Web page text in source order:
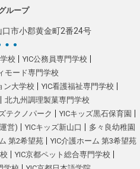
ループ
市小郡黄金町2番24号
校
YIC公務員専門学校
モード専門学校
ン大学校
YIC看護福祉専門学校
北九州調理製菓専門学校
テクノパーク
YICキッズ黒石保育園
営) YICキッズ新山口
多々良幼稚園
第2希望苑
YIC介護ホーム 第3希望苑
YIC京都ペット総合専門学校